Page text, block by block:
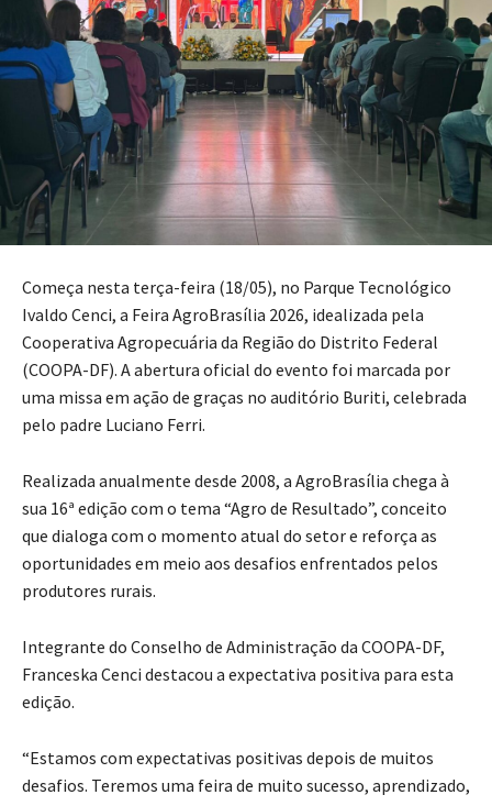
Começa nesta terça-feira (18/05), no Parque Tecnológico
Ivaldo Cenci, a Feira AgroBrasília 2026, idealizada pela
Cooperativa Agropecuária da Região do Distrito Federal
(COOPA-DF). A abertura oficial do evento foi marcada por
uma missa em ação de graças no auditório Buriti, celebrada
pelo padre Luciano Ferri.
Realizada anualmente desde 2008, a AgroBrasília chega à
sua 16ª edição com o tema “Agro de Resultado”, conceito
que dialoga com o momento atual do setor e reforça as
oportunidades em meio aos desafios enfrentados pelos
produtores rurais.
Integrante do Conselho de Administração da COOPA-DF,
Franceska Cenci destacou a expectativa positiva para esta
edição.
“Estamos com expectativas positivas depois de muitos
desafios. Teremos uma feira de muito sucesso, aprendizado,